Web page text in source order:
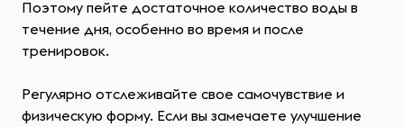
Поэтому пейте достаточное количество воды в
течение дня, особенно во время и после
тренировок.
Регулярно отслеживайте свое самочувствие и
физическую форму. Если вы замечаете улучшение